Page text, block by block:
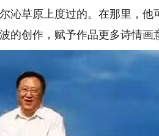
草原上度过的。在那里，他
的创作，赋予作品更多诗情画